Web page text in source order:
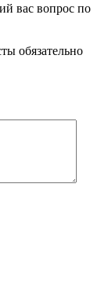
вас вопрос по
обязательно